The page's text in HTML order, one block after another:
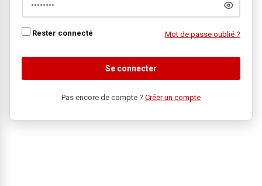
Rester connecté Mot de passe oublié ?
Se connecter
Pas encore de compte ? Créer un compte